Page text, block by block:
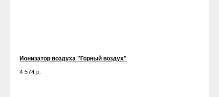
Ионизатор воздуха "Горный воздух"
4 574 р.